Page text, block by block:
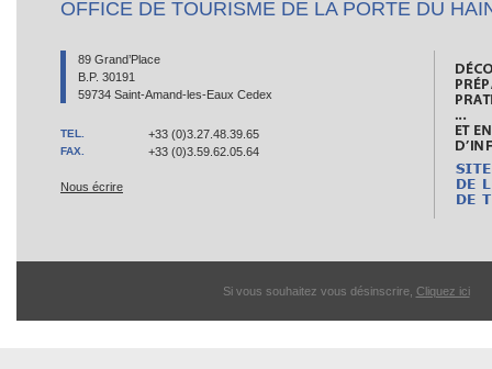
OFFICE DE TOURISME DE LA PORTE DU
89 Grand’Place
B.P. 30191
59734 Saint-Amand-les-Eaux Cedex
TEL. +33 (0)3.27.48.39.65
FAX. +33 (0)3.59.62.05.64
Nous écrire
Si vous souhaitez vous désinscrire, Cliquez ici